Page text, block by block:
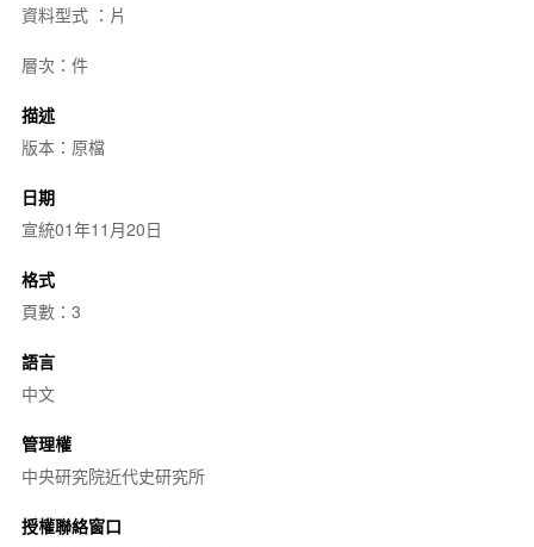
資料型式 ：片
層次：件
描述
版本：原檔
日期
宣統01年11月20日
格式
頁數：3
語言
中文
管理權
中央研究院近代史研究所
授權聯絡窗口